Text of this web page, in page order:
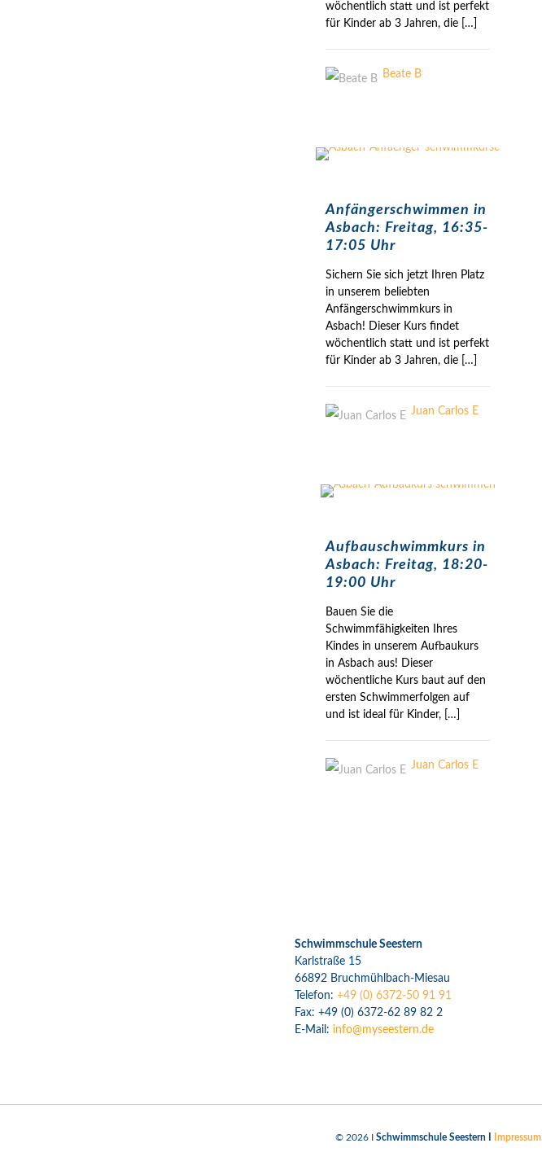
wöchentlich statt und ist perfekt
für Kinder ab 3 Jahren, die[…]
Beate B
Anfängerschwimmen in
Asbach: Freitag, 16:35-
17:05 Uhr
Sichern Sie sich jetzt Ihren Platz
in unserem beliebten
Anfängerschwimmkurs in
Asbach! Dieser Kurs findet
wöchentlich statt und ist perfekt
für Kinder ab 3 Jahren, die[…]
Juan Carlos E
Aufbauschwimmkurs in
Asbach: Freitag, 18:20-
19:00 Uhr
Bauen Sie die
Schwimmfähigkeiten Ihres
Kindes in unserem Aufbaukurs
in Asbach aus! Dieser
wöchentliche Kurs baut auf den
ersten Schwimmerfolgen auf
und ist ideal für Kinder,[…]
Juan Carlos E
Schwimmschule Seestern
Karlstraße 15
66892 Bruchmühlbach-Miesau
Telefon: +49 (0) 6372-50 91 91
Fax: +49 (0) 6372-62 89 82 2
E-Mail: info@myseestern.de
© 2026 I Schwimmschule Seestern I Impressum